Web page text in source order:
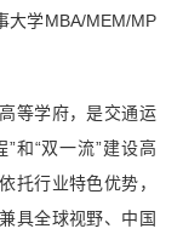
裸考试卷（零
大学MBA/MEM/MP
等学府，是交通运
和“双一流”建设高
托行业特色优势，
具全球视野、中国